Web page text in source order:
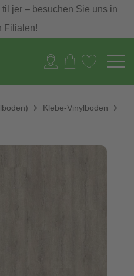
jer – besuchen Sie uns in
Filialen!
Klebe-Vinylboden